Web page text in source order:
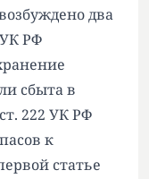
два
УК РФ
сбыта в
222 УК РФ
к
статье